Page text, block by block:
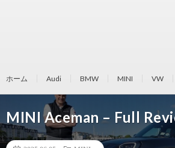
ホーム Audi BMW MINI VW
MINI Aceman – Full